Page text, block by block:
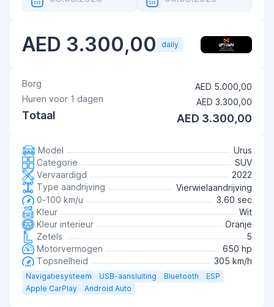
AED 3.300,00 daily
Borg
AED 5.000,00
Huren voor 1 dagen AED 3.300,00
Totaal AED 3.300,00
Model
Urus
Categorie
SUV
Vervaardigd
2022
Type aandrijving
Vierwielaandrijving
0-100 km/u
3.60 sec
Kleur
Wit
Kleur interieur
Oranje
Zetels
5
Motorvermogen
650 hp
Topsnelheid
305 km/h
Navigatiesysteem USB-aansluiting Bluetooth
ESP
Apple CarPlay
Android Auto